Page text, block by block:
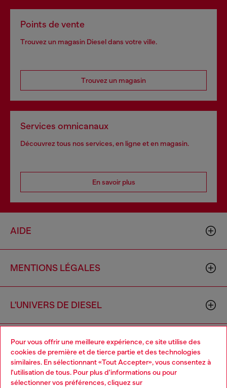
Pour vous offrir une meilleure expérience, ce site utilise des
cookies de première et de tierce partie et des technologies
similaires. En sélectionnant «Tout Accepter», vous consentez à
l'utilisation de tous. Pour plus d'informations ou pour
sélectionner vos préférences, cliquez sur
Points de vente
Trouvez un magasin Diesel dans votre ville.
Trouvez un magasin
Services omnicanaux
Découvrez tous nos services, en ligne et en magasin.
En savoir plus
AIDE
MENTIONS LÉGALES
L'UNIVERS DE DIESEL
CORPORATE
Choose your location